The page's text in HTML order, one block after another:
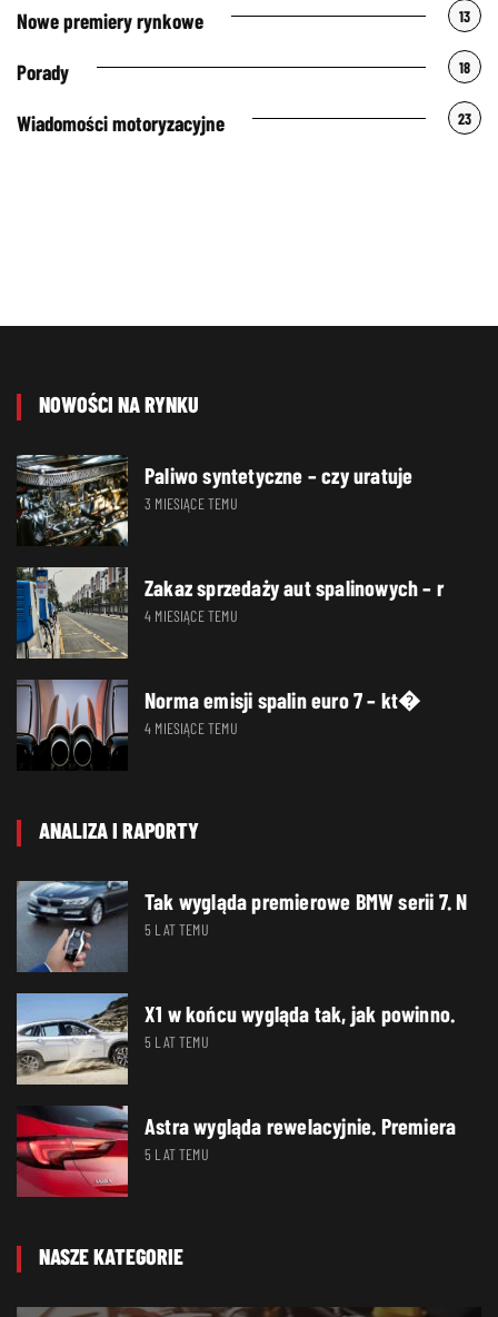
Nowe premiery rynkowe 13
Porady 18
Wiadomości motoryzacyjne 23
NOWOŚCI NA RYNKU
Paliwo syntetyczne – czy uratuje
3 MIESIĄCE TEMU
Zakaz sprzedaży aut spalinowych – r
4 MIESIĄCE TEMU
Norma emisji spalin euro 7 – kt�
4 MIESIĄCE TEMU
ANALIZA I RAPORTY
Tak wygląda premierowe BMW serii 7. N
5 LAT TEMU
X1 w końcu wygląda tak, jak powinno.
5 LAT TEMU
Astra wygląda rewelacyjnie. Premiera
5 LAT TEMU
NASZE KATEGORIE